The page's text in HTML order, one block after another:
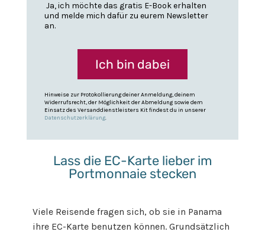
Ja, ich möchte das gratis E-Book erhalten
und melde mich dafür zu eurem Newsletter
an.
Ich bin dabei
Hinweise zur Protokollierung deiner Anmeldung, deinem
Widerrufsrecht, der Möglichkeit der Abmeldung sowie dem
Einsatz des Versanddienstleisters Kit findest du in unserer
Datenschutzerklärung.
Lass die EC-Karte lieber im
Portmonnaie stecken
Viele Reisende fragen sich, ob sie in Panama
ihre EC-Karte benutzen können. Grundsätzlich